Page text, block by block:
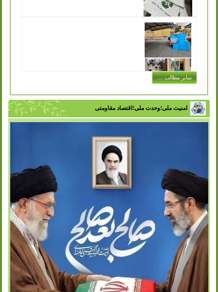
سازمان مدیریت پسماند به جهت تکریم ارباب رجوع
انتشار: شنبه, 11 آذر 1402
یکی از مشکلاتی که در حفظ محیط زیست و اصول بازیافت با
آن مواجه هستیم این است که افراد در هنگام خرید حجم بسیار
زیادی کیسه پلاستیکی...
در ادارات شهر
با تلاش سازمان مدیریت پسماند شهرداری ورامین و با هدف
تفکیک زباله از مبدا، فرهنگ سازی در زمینه مدیریت پسماند و
زباله در بین اقشار مختلف...ادامه مطلب ..
سایر مطالب ....
امنیت ملی؛وحدت ملی؛اقتصاد مقاومتی